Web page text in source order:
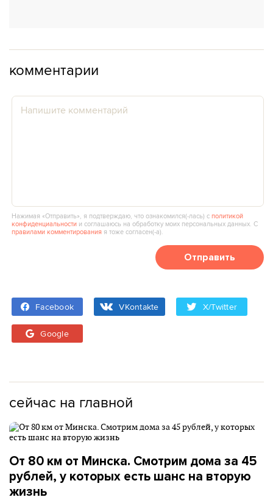
комментарии
Нажимая «Отправить», я подтверждаю, что ознакомился(‑лась) сполитикой
конфиденциальности и соглашаюсь на обработку моих персональных данных. С
правилами комментирования я тоже согласен(‑а).
Отправить
Facebook VKontakte X/Twitter
Google
сейчас на главной
От 80 км от Минска. Смотрим дома за 45
рублей, у которых есть шанс на вторую
жизнь